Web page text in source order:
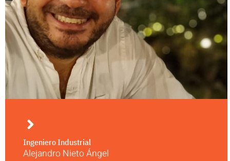
Ingeniero Industrial
Alejandro Nieto Ángel